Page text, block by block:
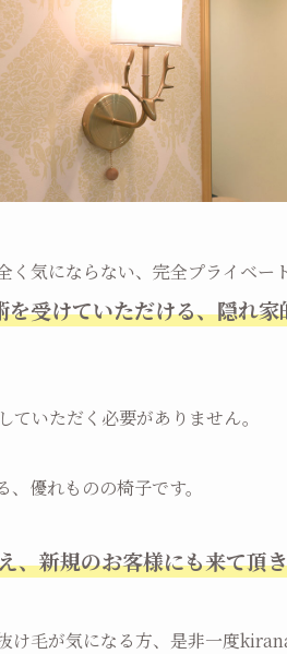
気にならない、完全プライベー
を受けていただける、隠れ家
いただく必要がありません。
優れものの椅子です。
、新規のお客様にも来て頂
け毛が気になる方、是非一度